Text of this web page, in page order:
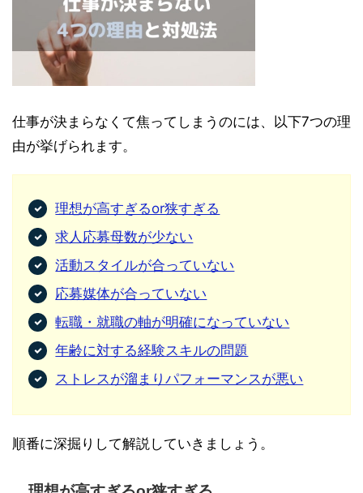
仕事が決まらなくて焦ってしまうのには、以下7つの理
由が挙げられます。
理想が高すぎるor狭すぎる
求人応募母数が少ない
活動スタイルが合っていない
応募媒体が合っていない
転職・就職の軸が明確になっていない
年齢に対する経験スキルの問題
ストレスが溜まりパフォーマンスが悪い
順番に深掘りして解説していきましょう。